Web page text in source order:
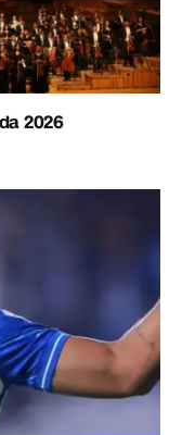
2026